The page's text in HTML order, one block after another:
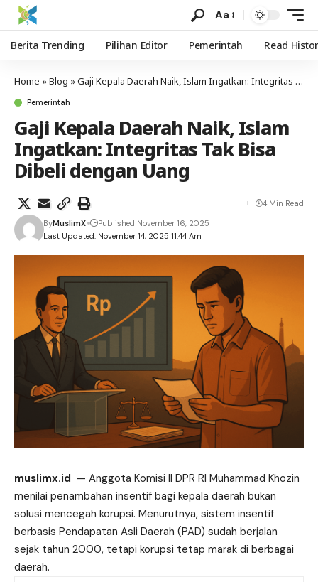
Aa
Berita Trending Pilihan Editor Pemerintah Read
Home »Blog »Gaji Kepala Daerah Naik, Islam Ingatkan: Integritas Tak Bisa Dibeli dengan Uang
Pemerintah
Gaji Kepala Daerah Naik, Islam
Ingatkan: Integritas Tak Bisa
Dibeli dengan Uang
Last Updated: November 14, 2025 11:44 Am
ByMuslimX Published November 16, 2025
4 Min Read
muslimx.id — Anggota Komisi II DPR RI Muhammad Khozin
menilai penambahan insentif bagi kepala daerah bukan
solusi mencegah korupsi. Menurutnya, sistem insentif
berbasis Pendapatan Asli Daerah (PAD) sudah berjalan
sejak tahun 2000, tetapi korupsi tetap marak di berbagai
daerah.